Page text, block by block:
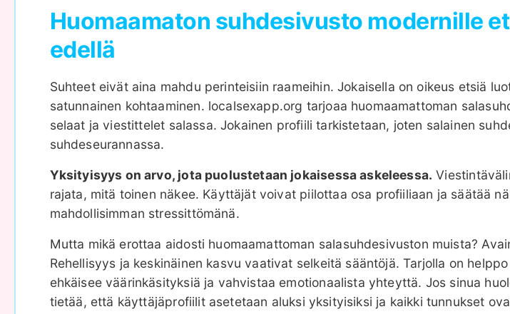
Huomaamaton suhdesivusto modernille
edellä
Suhteet eivät aina mahdu perinteisiin raameihin. Jokaisella on oikeus etsiä
satunnainen kohtaaminen. localsexapp.org tarjoaa huomaamattoman
selaat ja viestittelet salassa. Jokainen profiili tarkistetaan, joten salainen
suhdeseurannassa.
Yksityisyys on arvo, jota puolustetaan jokaisessa askeleessa.
rajata, mitä toinen näkee. Käyttäjät voivat piilottaa osa profiiliaan ja säätää
mahdollisimman stressittömänä.
Mutta mikä erottaa aidosti huomaamattoman salasuhdesivuston muista?
Rehellisyys ja keskinäinen kasvu vaativat selkeitä sääntöjä. Tarjolla on
ehkäisee väärinkäsityksiä ja vahvistaa emotionaalista yhteyttä. Jos sinua
tietää, että käyttäjäprofiilit asetetaan aluksi yksityisiksi ja kaikki tunnukset